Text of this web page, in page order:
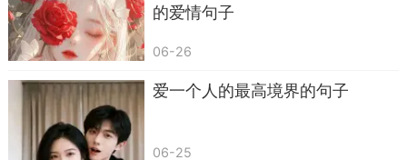
随着年龄增长，很多女性会慢慢出现容貌焦
虑，看着日渐增多的细纹，时常会产生自我否定的
走进心里，唯独朝夕相伴的伴侣给出的认可，才具
备足够的分量。在一起翻看旧照片，或是闲谈外貌
变化的时候，真诚说出这句话，列举一两件她依旧
的爱情句子
06-26
爱一个人的最高境界的句子
06-25